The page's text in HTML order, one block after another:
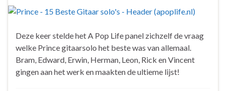
Deze keer stelde het A Pop Life panel zichzelf de vraag
welke Prince gitaarsolo het beste was van allemaal.
Bram, Edward, Erwin, Herman, Leon, Rick en Vincent
gingen aan het werk en maakten de ultieme lijst!